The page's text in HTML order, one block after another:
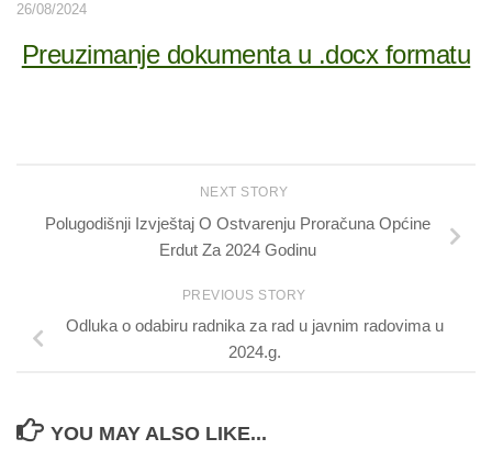
26/08/2024
Preuzimanje dokumenta u .docx formatu
NEXT STORY
Polugodišnji Izvještaj O Ostvarenju Proračuna Općine
Erdut Za 2024 Godinu
PREVIOUS STORY
Odluka o odabiru radnika za rad u javnim radovima u
2024.g.
YOU MAY ALSO LIKE...